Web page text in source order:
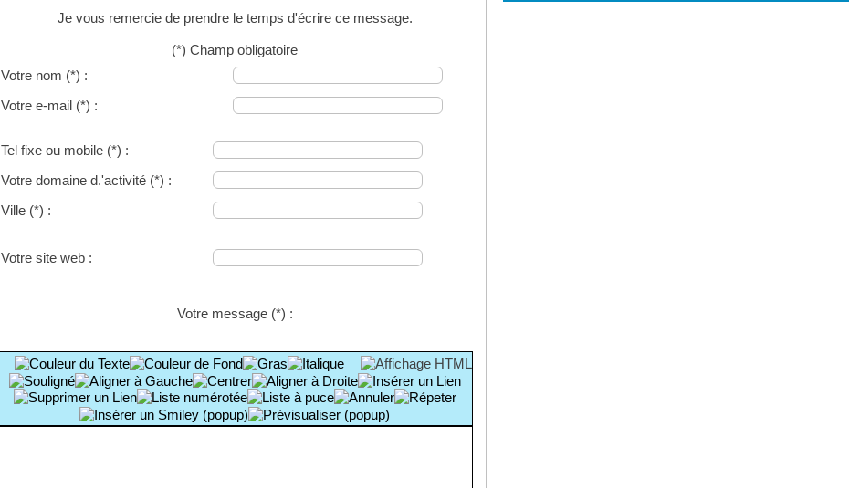
Je vous remercie de prendre le temps d'écrire ce message.
(*) Champ obligatoire
Votre nom (*) :
Votre e-mail (*) :
Tel fixe ou mobile (*) :
Votre domaine d.'activité (*) :
Ville (*) :
Votre site web :
Votre message (*) :